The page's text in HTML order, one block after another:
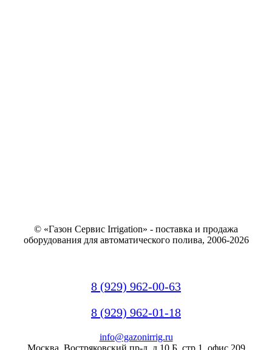
© «Газон Сервис Irrigation» - поставка и продажа
оборудования для автоматического полива, 2006-2026
8 (929) 962-00-63
8 (929) 962-01-18
info@gazonirrig.ru
Москва, Востряковский пр-д, д.10 Б, стр.1, офис 209